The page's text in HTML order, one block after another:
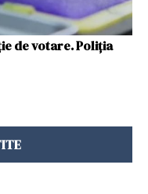
de votare. Poliția